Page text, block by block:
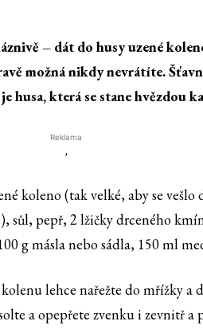
– dát do husy uzené
možná nikdy nevrátíte.
husa, která se stane hvězdou
Reklama
'
koleno (tak velké, aby se
sůl, pepř, 2 lžičky drceného
g másla nebo sádla, 150 ml
lehce nařežte do mřížky a
a opepřete zvenku i zevnitř a